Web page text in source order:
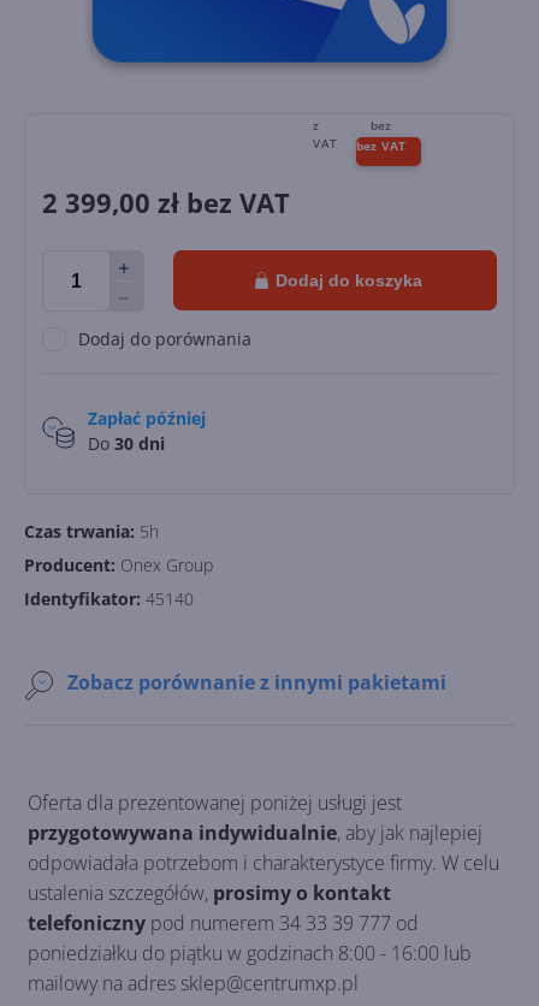
2 399,00 zł bez VAT
Dodaj do koszyka
Dodaj do porównania
Zapłać później
Do 30 dni
Czas trwania: 5h
Producent: Onex Group
Identyfikator: 45140
Zobacz porównanie z innymi pakietami
Oferta dla prezentowanej poniżej usługi jest
przygotowywana indywidualnie, aby jak najlepiej
odpowiadała potrzebom i charakterystyce firmy. W celu
ustalenia szczegółów, prosimy o kontakt
telefoniczny pod numerem 34 33 39 777 od
poniedziałku do piątku w godzinach 8:00 - 16:00 lub
mailowy na adres sklep@centrumxp.pl